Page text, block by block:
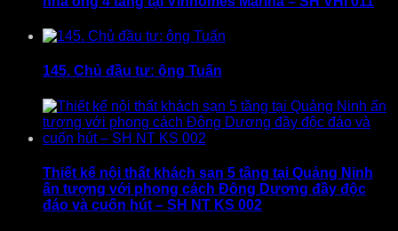
145. Chủ đầu tư: ông Tuấn
Thiết kế nội thất khách sạn 5 tầng tại Quảng Ninh
ấn tượng với phong cách Đông Dương đầy độc
đáo và cuốn hút – SH NT KS 002